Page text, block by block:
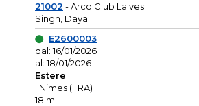
21002 - Arco Club Laives
Singh, Daya
E2600003
dal: 16/01/2026
al: 18/01/2026
Estere
: Nimes (FRA)
18 m